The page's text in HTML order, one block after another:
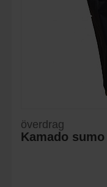
överdrag
Kamado sumo